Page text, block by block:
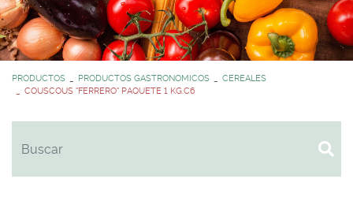
PRODUCTOS PRODUCTOS GASTRONOMICOS
CEREALES
COUSCOUS "FERRERO" PAQUETE 1 KG.C6